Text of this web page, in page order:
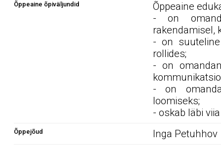
Õppeaine õpiväljundid
Õppeaine
- on
rakendamisel,
- on
rollides;
- on
- on
loomiseks;
- oskab läbi
Õppejõud Inga Petuhhov